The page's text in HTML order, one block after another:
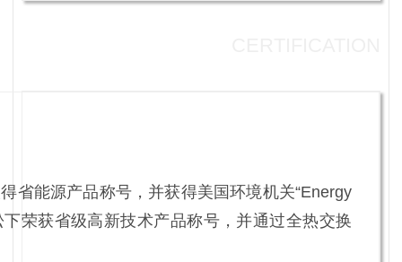
省能源产品称号，并获得美国环境机关“Energy
下荣获省级高新技术产品称号，并通过全热交换